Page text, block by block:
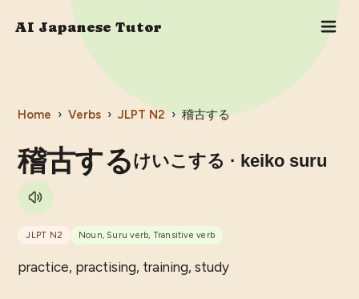
AI Japanese Tutor
Home › Verbs › JLPT N2 › 稽古する
稽古するけいこする · keiko suru
JLPT N2 Noun, Suru verb, Transitive verb
practice, practising, training, study